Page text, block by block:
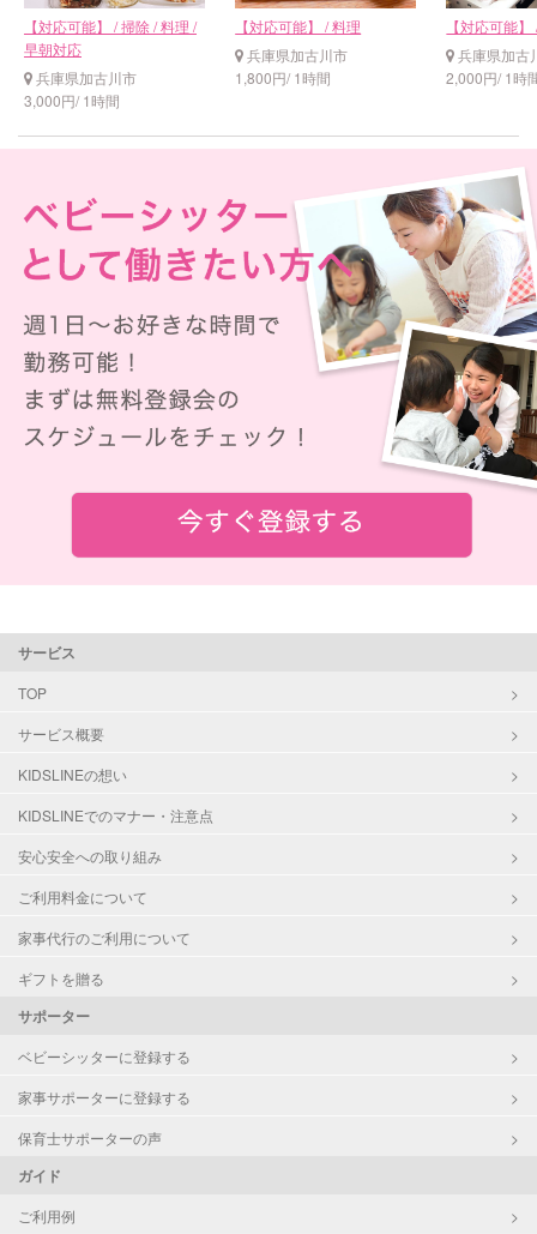
【対応可能】 / 掃除 / 料理 /
早朝対応
兵庫県加古川市
3,000円/ 1時間
【対応可能】 / 料理
兵庫県加古川市
1,800円/ 1時間
【対応可能
兵庫県加古
2,000円/ 1時
サービス
TOP
サービス概要
KIDSLINEの想い
KIDSLINEでのマナー・注意点
安心安全への取り組み
ご利用料金について
家事代行のご利用について
ギフトを贈る
サポーター
ベビーシッターに登録する
家事サポーターに登録する
保育士サポーターの声
ガイド
ご利用例